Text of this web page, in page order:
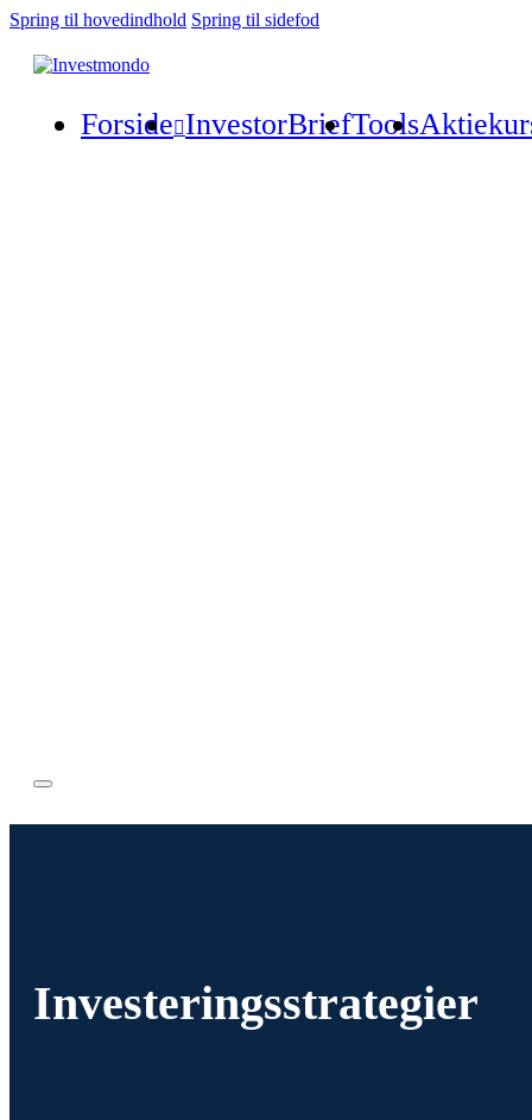
Spring til hovedindhold Spring til sidefod
Forside InvestorBriefTools
Investeringsstrategier